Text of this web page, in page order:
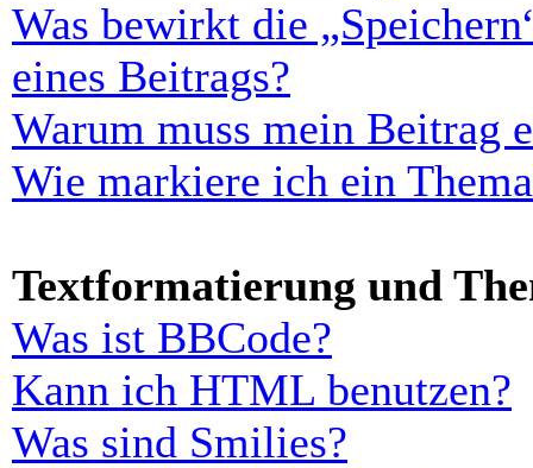
Was bewirkt die
eines Beitrags?
Warum muss mein Beitrag
Wie markiere ich ein
Textformatierung und
Was ist BBCode?
Kann ich HTML benutzen?
Was sind Smilies?